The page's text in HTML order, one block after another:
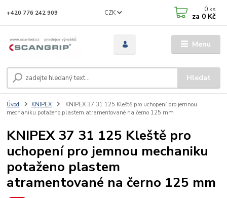
Menu
CZK
Hledat
+420 776 242 909 0 ks
za 0 Kč
Úvod KNIPEX
KNIPEX 37 31 125 Kleště pro uchopení pro jemnou
mechaniku potaženo plastem atramentované na černo 125 mm
KNIPEX 37 31 125 Kleště pro
uchopení pro jemnou mechaniku
potaženo plastem
atramentované na černo 125 mm